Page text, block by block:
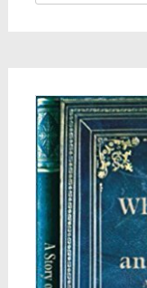
for: